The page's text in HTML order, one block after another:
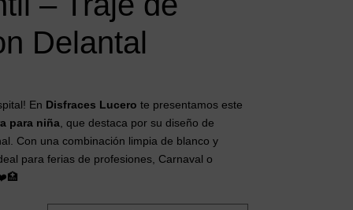
Delantal
En Disfraces Lucero te presentamos este
para niña , que destaca por su diseño de
Con una combinación limpia de blanco y
para ferias de profesiones, Carnaval o